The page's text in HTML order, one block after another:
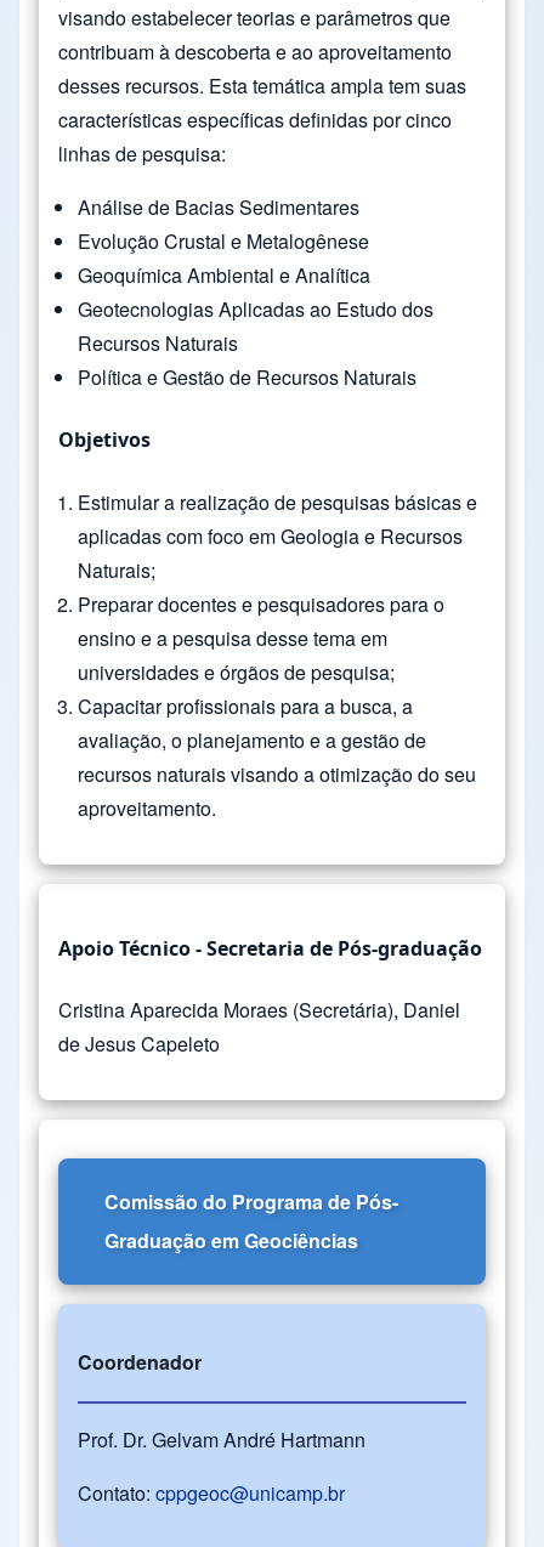
visando estabelecer teorias e parâmetros que
contribuam à descoberta e ao aproveitamento
desses recursos. Esta temática ampla tem suas
características específicas definidas por cinco
linhas de pesquisa:
Análise de Bacias Sedimentares
Evolução Crustal e Metalogênese
Geoquímica Ambiental e Analítica
Geotecnologias Aplicadas ao Estudo dos
Recursos Naturais
Política e Gestão de Recursos Naturais
Objetivos
Estimular a realização de pesquisas básicas e
aplicadas com foco em Geologia e Recursos
Naturais;
Preparar docentes e pesquisadores para o
ensino e a pesquisa desse tema em
universidades e órgãos de pesquisa;
Capacitar profissionais para a busca, a
avaliação, o planejamento e a gestão de
recursos naturais visando a otimização do seu
aproveitamento.
Apoio Técnico - Secretaria de Pós-graduação
Cristina Aparecida Moraes (Secretária), Daniel
de Jesus Capeleto
Comissão do Programa de Pós-
Graduação em Geociências
Coordenador
Prof. Dr. Gelvam André Hartmann
Contato: cppgeoc@unicamp.br